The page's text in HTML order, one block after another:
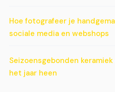
Hoe fotografeer je
sociale media en webshops
Seizoensgebonden
het jaar heen